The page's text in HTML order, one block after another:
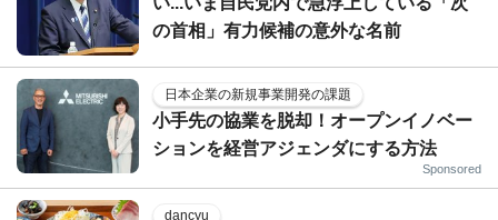
の首相」有力候補の意外な名前
日本企業の新規事業開発の課題
小手先の協業を脱却！オープンイノベー
ションを経営アジェンダにする方法
Sponsored
dancyu